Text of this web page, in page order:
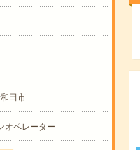
田市
オペレーター